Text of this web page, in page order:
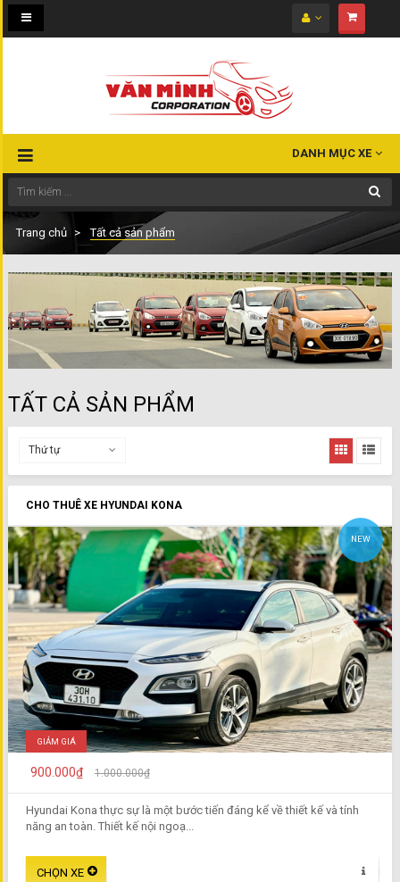
Toggle
navigation
DANH MỤC XE
Trang chủ Tất cả sản phẩm
TẤT CẢ SẢN PHẨM
Thứ tự
CHO THUÊ XE HYUNDAI KONA
NEW
GIẢM GIÁ
900.000₫ 1.000.000₫
Hyundai Kona thực sự là một bước tiến đáng kể về thiết kế và tính
năng an toàn. Thiết kế nội ngoạ...